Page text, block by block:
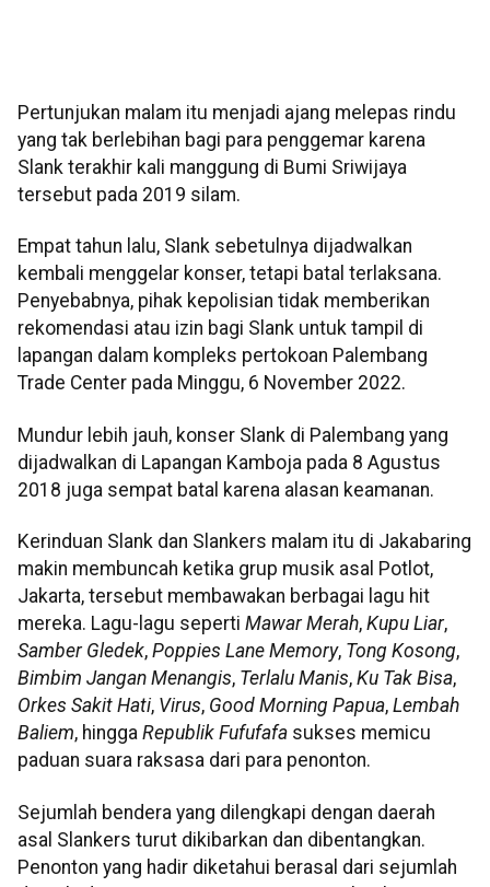
Pertunjukan malam itu menjadi ajang melepas rindu
yang tak berlebihan bagi para penggemar karena
Slank terakhir kali manggung di Bumi Sriwijaya
tersebut pada 2019 silam.
Empat tahun lalu, Slank sebetulnya dijadwalkan
kembali menggelar konser, tetapi batal terlaksana.
Penyebabnya, pihak kepolisian tidak memberikan
rekomendasi atau izin bagi Slank untuk tampil di
lapangan dalam kompleks pertokoan Palembang
Trade Center pada Minggu, 6 November 2022.
Mundur lebih jauh, konser Slank di Palembang yang
dijadwalkan di Lapangan Kamboja pada 8 Agustus
2018 juga sempat batal karena alasan keamanan.
Kerinduan Slank dan Slankers malam itu di Jakabaring
makin membuncah ketika grup musik asal Potlot,
Jakarta, tersebut membawakan berbagai lagu hit
mereka. Lagu-lagu seperti Mawar Merah, Kupu Liar,
Samber Gledek, Poppies Lane Memory, Tong Kosong,
Bimbim Jangan Menangis, Terlalu Manis, Ku Tak Bisa,
Orkes Sakit Hati, Virus, Good Morning Papua, Lembah
Baliem, hingga Republik Fufufafa sukses memicu
paduan suara raksasa dari para penonton.
Sejumlah bendera yang dilengkapi dengan daerah
asal Slankers turut dikibarkan dan dibentangkan.
Penonton yang hadir diketahui berasal dari sejumlah